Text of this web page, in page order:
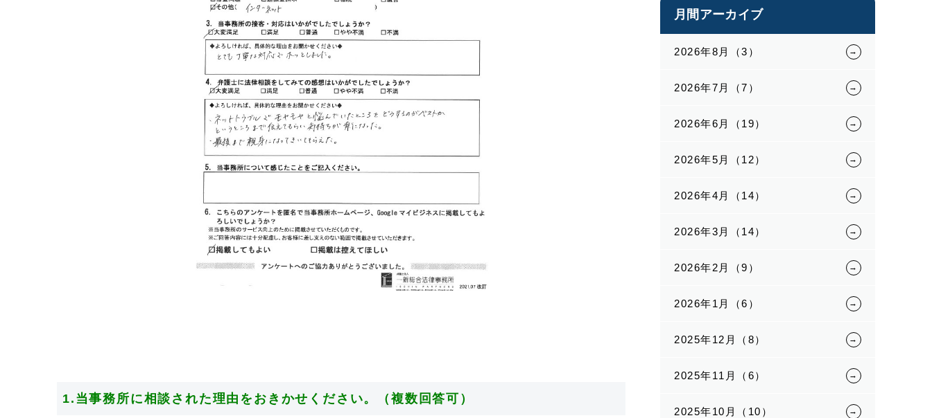
1.当事務所に相談された理由をおきかせください。（複数回答可）
月間アーカイブ
2026年8月（3）
2026年7月（7）
2026年6月（19）
2026年5月（12）
2026年4月（14）
2026年3月（14）
2026年2月（9）
2026年1月（6）
2025年12月（8）
2025年11月（6）
2025年10月（10）